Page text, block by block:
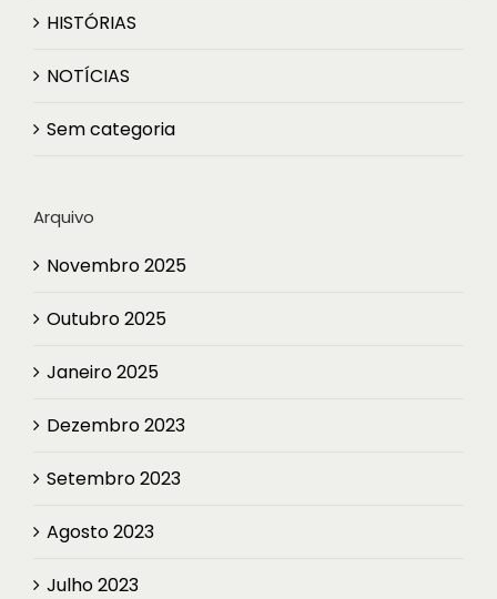
HISTÓRIAS
NOTÍCIAS
Sem categoria
Arquivo
Novembro 2025
Outubro 2025
Janeiro 2025
Dezembro 2023
Setembro 2023
Agosto 2023
Julho 2023